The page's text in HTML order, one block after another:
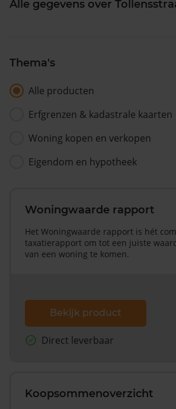
Alle gegevens over
Thema's
Alle producten
Erfgrenzen & kadastrale kaarten
Woning kopen en verkopen
Eigendom en hypotheek
Woningwaarde rapport
Het Woningwaarde rapport is hét
taxatierapport om tot een juiste
van een woning te komen.
Bekijk product
Direct leverbaar
Koopsommenoverzicht